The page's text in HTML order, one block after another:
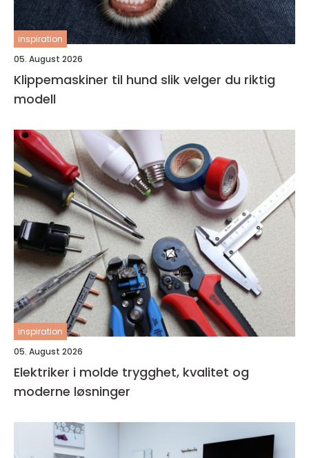
inspiration
05. August 2026
Klippemaskiner til hund slik velger du riktig
modell
inspiration
05. August 2026
Elektriker i molde trygghet, kvalitet og
moderne løsninger